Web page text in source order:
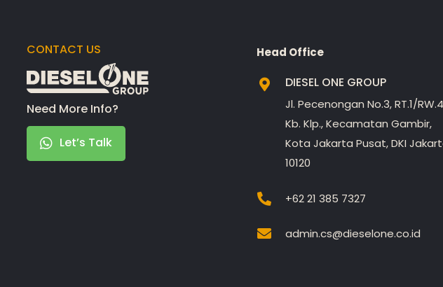
CONTACT US
Need More Info?
Let’s Talk
Head Office
DIESEL ONE GROUP
Jl. Pecenongan No.3, RT.1/
Kb. Klp., Kecamatan Gambir,
Kota Jakarta Pusat, DKI
10120
+62 21 385 7327
admin.cs@dieselone.co.id